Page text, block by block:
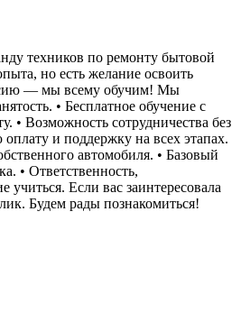
техников по ремонту бытовой
но есть желание освоить
— мы всему обучим! Мы
• Бесплатное обучение с
• Возможность сотрудничества без
и поддержку на всех этапах.
автомобиля. • Базовый
• Ответственность,
учиться. Если вас заинтересовала
Будем рады познакомиться!